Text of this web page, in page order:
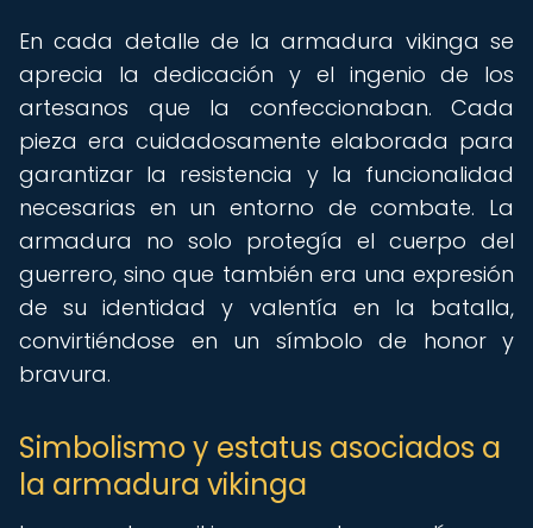
En cada detalle de la armadura vikinga se
aprecia la dedicación y el ingenio de los
artesanos que la confeccionaban. Cada
pieza era cuidadosamente elaborada para
garantizar la resistencia y la funcionalidad
necesarias en un entorno de combate. La
armadura no solo protegía el cuerpo del
guerrero, sino que también era una expresión
de su identidad y valentía en la batalla,
convirtiéndose en un símbolo de honor y
bravura.
Simbolismo y estatus asociados a
la armadura vikinga